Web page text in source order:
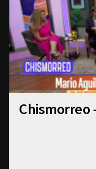
Chismorreo